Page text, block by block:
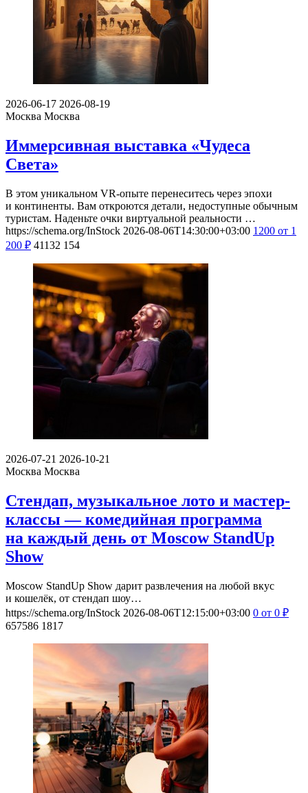
2026-06-17 2026-08-19
Москва Москва
Иммерсивная выставка «Чудеса
Света»
В этом уникальном VR-опыте перенеситесь через эпохи
и континенты. Вам откроются детали, недоступные обычным
туристам. Наденьте очки виртуальной реальности …
https://schema.org/InStock 2026-08-06T14:30:00+03:00 1200 от 1
200 ₽ 41132 154
2026-07-21 2026-10-21
Москва Москва
Стендап, музыкальное лото и мастер-
классы — комедийная программа
на каждый день от Moscow StandUp
Show
Moscow StandUp Show дарит развлечения на любой вкус
и кошелёк, от стендап шоу…
https://schema.org/InStock 2026-08-06T12:15:00+03:00 0 от 0 ₽
657586 1817